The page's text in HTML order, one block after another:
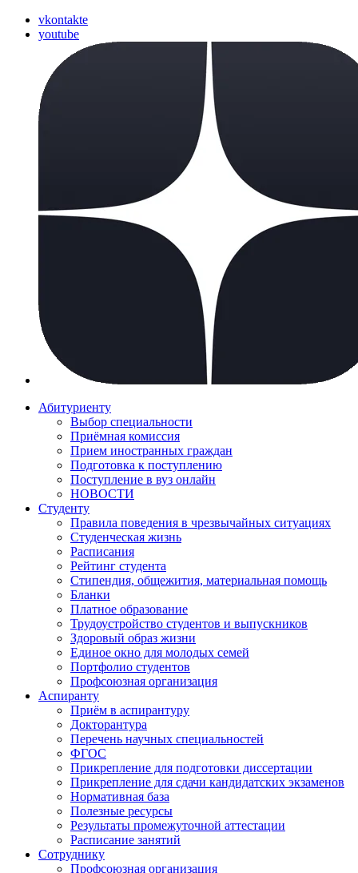
vkontakte
youtube
Абитуриенту
Выбор специальности
Приёмная комиссия
Прием иностранных граждан
Подготовка к поступлению
Поступление в вуз онлайн
НОВОСТИ
Студенту
Правила поведения в чрезвычайных ситуациях
Студенческая жизнь
Расписания
Рейтинг студента
Стипендия, общежития, материальная помощь
Бланки
Платное образование
Трудоустройство студентов и выпускников
Здоровый образ жизни
Единое окно для молодых семей
Портфолио студентов
Профсоюзная организация
Аспиранту
Приём в аспирантуру
Докторантура
Перечень научных специальностей
ФГОС
Прикрепление для подготовки диссертации
Прикрепление для сдачи кандидатских экзаменов
Нормативная база
Полезные ресурсы
Результаты промежуточной аттестации
Расписание занятий
Сотруднику
Профсоюзная организация